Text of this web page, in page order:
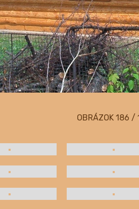
OBRÁZOK 186 /